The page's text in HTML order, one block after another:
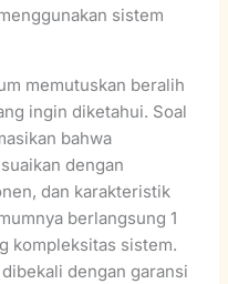
sistem
memutuskan beralih
ingin diketahui. Soal
bahwa
dengan
dan karakteristik
berlangsung 1
kompleksitas sistem.
dengan garansi